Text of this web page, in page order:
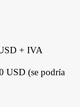
+ IVA
USD (se podría